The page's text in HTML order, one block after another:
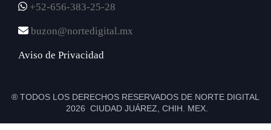
+52-656-383-25-28
buzon@nortedigital.mx
Aviso de Privacidad
® TODOS LOS DERECHOS RESERVADOS DE NORTE DIGITAL
2026 CIUDAD JUÁREZ, CHIH. MEX.